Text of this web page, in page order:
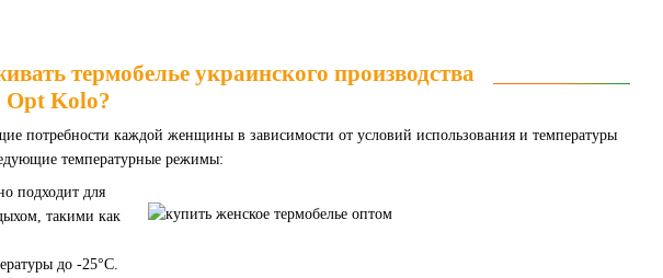
термобелье украинского производства
Opt Kolo?
потребности каждой женщины в зависимости от условий использования и температуры
температурные режимы:
подходит для
такими как
до -25°C.